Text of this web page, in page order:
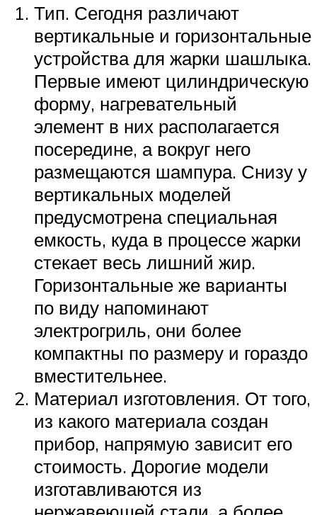
Тип. Сегодня различают
вертикальные и горизонтальные
устройства для жарки шашлыка.
Первые имеют цилиндрическую
форму, нагревательный
элемент в них располагается
посередине, а вокруг него
размещаются шампура. Снизу у
вертикальных моделей
предусмотрена специальная
емкость, куда в процессе жарки
стекает весь лишний жир.
Горизонтальные же варианты
по виду напоминают
электрогриль, они более
компактны по размеру и гораздо
вместительнее.
Материал изготовления. От того,
из какого материала создан
прибор, напрямую зависит его
стоимость. Дорогие модели
изготавливаются из